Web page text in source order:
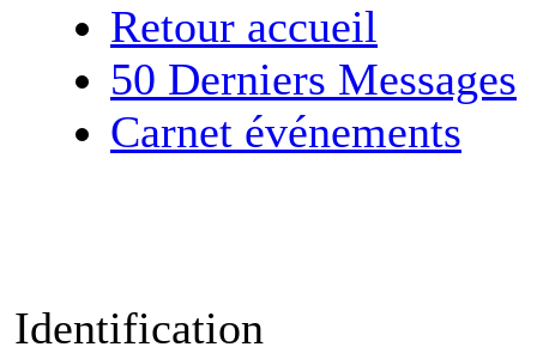
Retour accueil
50 Derniers Messages
Carnet événements
Identification